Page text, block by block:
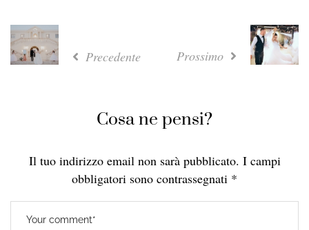
Precedente Prossimo
Cosa ne pensi?
Il tuo indirizzo email non sarà pubblicato. I campi
obbligatori sono contrassegnati *